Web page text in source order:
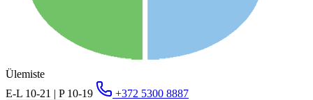
Ülemiste
E-L 10-21 | P 10-19
+372 5300 8887